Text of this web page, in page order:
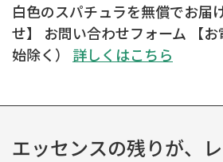
白色のスパチュラを無償でお届
せ】 お問い合わせフォーム 【
始除く） 詳しくはこちら
エッセンスの残りが、